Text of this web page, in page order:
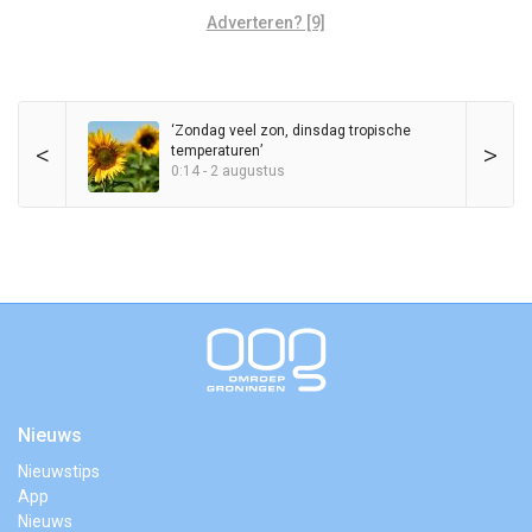
Adverteren? [9]
< >
‘Zondag veel zon, dinsdag tropische
temperaturen’
0:14 - 2 augustus
Nieuws
Nieuwstips
App
Nieuws